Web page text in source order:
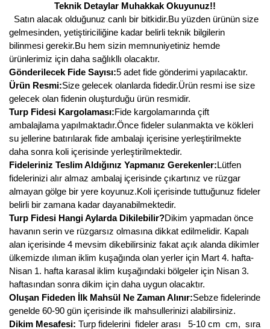
Teknik Detaylar Muhakkak Okuyunuz!!
Satın alacak olduğunuz canlı bir bitkidir.Bu yüzden ürünün size
gelmesinden, yetiştiriciliğine kadar belirli teknik bilgilerin
bilinmesi gerekir.Bu hem sizin memnuniyetiniz hemde
ürünlerimiz için daha sağlıkllı olacaktır.
Gönderilecek Fide Sayısı:5 adet fide gönderimi yapılacaktır.
Ürün Resmi:Size gelecek olanlarda fidedir.Ürün resmi ise size
gelecek olan fidenin oluşturduğu ürün resmidir.
Turp Fidesi Kargolaması:Fide kargolamarında çift
ambalajlama yapılmaktadır.Önce fideler sulanmakta ve kökleri
su jellerine batırılarak fide ambalajı içerisine yerleştirilmekte
daha sonra koli içerisinde yerleştirilmektedir.
Fideleriniz Teslim Aldığınız Yapmanız Gerekenler:Lütfen
fidelerinizi alır almaz ambalaj içerisinde çıkartınız ve rüzgar
almayan gölge bir yere koyunuz.Koli içerisinde tuttuğunuz fideler
belirli bir zamana kadar dayanabilmektedir.
Turp Fidesi Hangi Aylarda Dikilebilir?Dikim yapmadan önce
havanın serin ve rüzgarsız olmasına dikkat edilmelidir. Kapalı
alan içerisinde 4 mevsim dikebilirsiniz fakat açık alanda dikimler
ülkemizde ılıman iklim kuşağında olan yerler için Mart 4. hafta-
Nisan 1. hafta karasal iklim kuşağındaki bölgeler için Nisan 3.
haftasından sonra dikim için daha uygun olacaktır.
Oluşan Fideden İlk Mahsül Ne Zaman Alınır:Sebze fidelerinde
genelde 60-90 gün içerisinde ilk mahsullerinizi alabilirsiniz.
Dikim Mesafesi: Turp fidelerini fideler arası 5-10 cm cm, sıra